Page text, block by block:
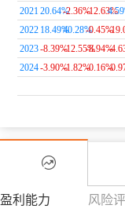
202120.64%
-2.36%-12.63%
4.59
2022 18.49%
40.28%
-0.45%
-
2023-8.39%-12.55%
-8.94%
-
2024-3.90%-1.82%-0.16%
-
盈利能力 风险